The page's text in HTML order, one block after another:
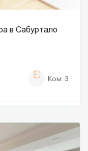
в Сабуртало
Ком. 3